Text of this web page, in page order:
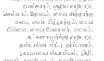
நமஸ்காரம், சூரிய வழிபாடு,
செவ்வாய் தோஷம், சைவ சித்தாந்த
சபை, சைவ சித்தாந்தம், சைவ
பிள்ளை, சைவ வேளாளர், சைவம்,
தட்சணாமூர்த்தி வழிபாடு,
தன்பாலின ஈர்ப்பு, தர்ப்பணம்,
தாயுமானவ ஸ்வாமிகள், திதி,